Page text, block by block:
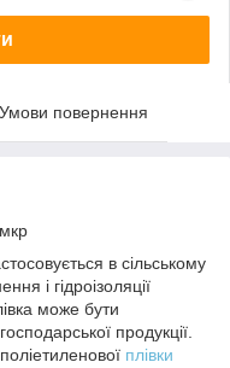
Умови повернення
в сільському
і гідроізоляції
може бути
продукції.
плівки